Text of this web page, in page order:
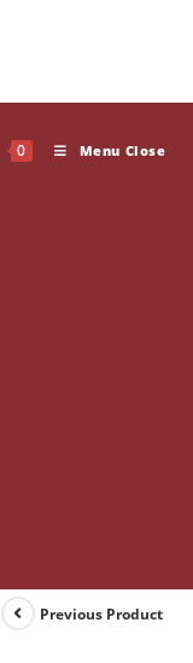
0 Menu Close
Previous Product